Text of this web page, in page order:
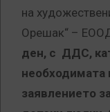
на
Орешак“ –
ден, с ДДС,
необходимата
заявлението